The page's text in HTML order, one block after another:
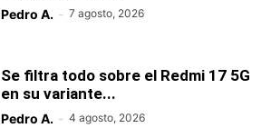
Pedro A. - 7 agosto, 2026
Se filtra todo sobre el Redmi 17 5G
en su variante...
Pedro A. - 4 agosto, 2026